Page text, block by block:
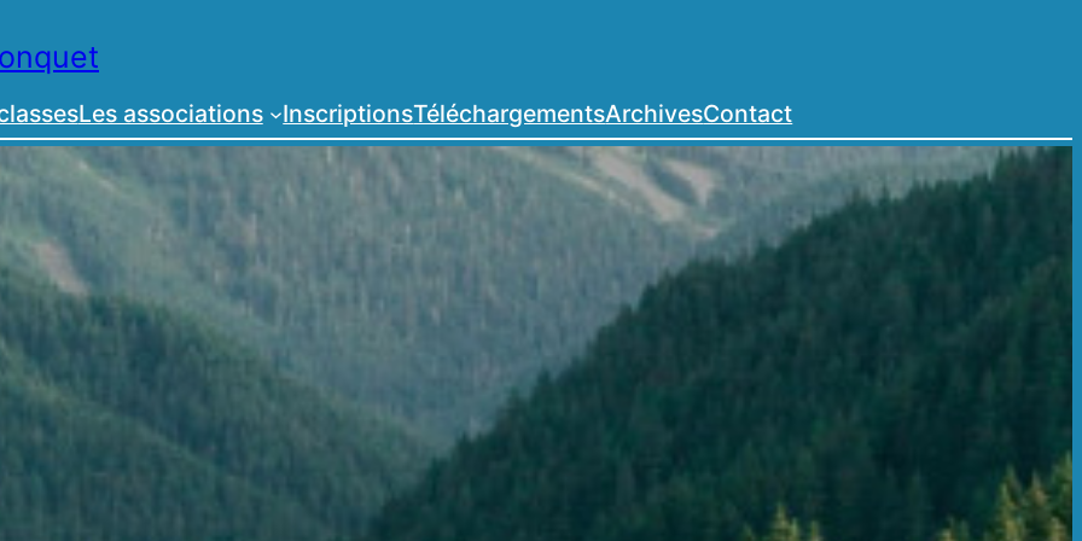
Les associations InscriptionsTéléchargementsArchivesContact